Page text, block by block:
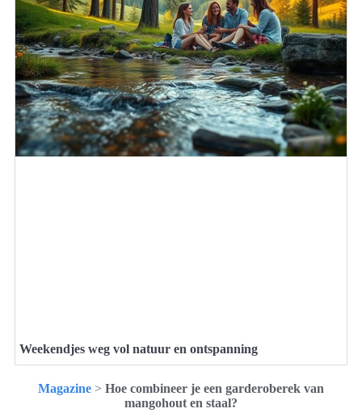
Weekendjes weg vol natuur en ontspanning
Magazine > Hoe combineer je een garderoberek van
mangohout en staal?